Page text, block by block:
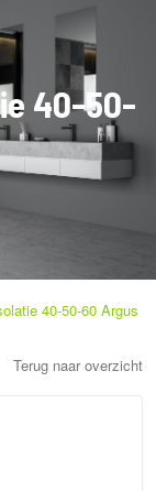
40-50-
40-50-60 Argus
Terug naar overzicht